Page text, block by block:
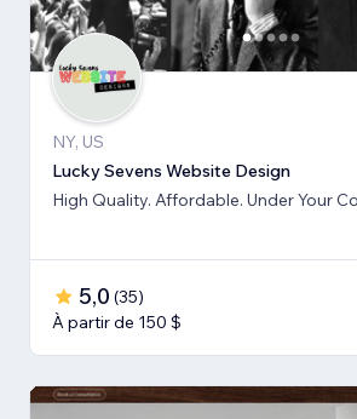
NY, US
Lucky Sevens Website Design
High Quality. Affordable. Under Your
5,0 (35)
À partir de 150 $